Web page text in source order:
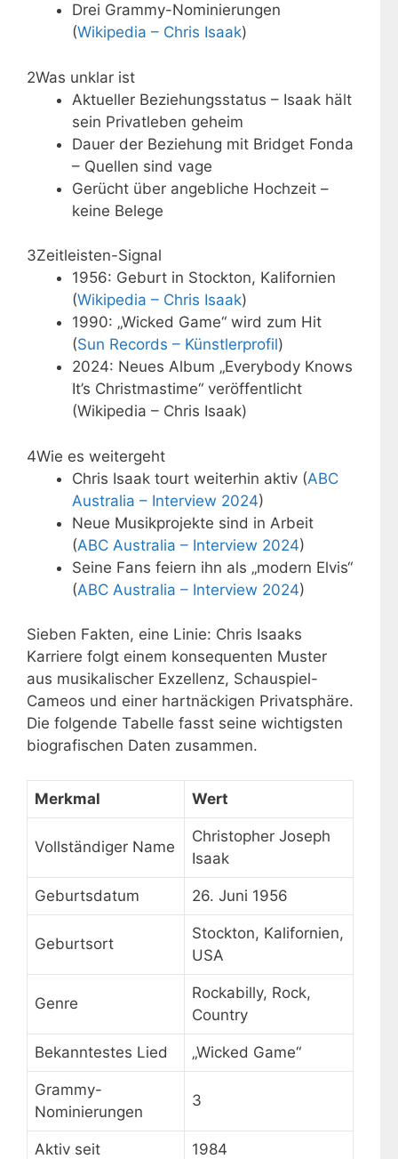
Drei Grammy-Nominierungen
(Wikipedia – Chris Isaak)
2Was unklar ist
Aktueller Beziehungsstatus – Isaak hält
sein Privatleben geheim
Dauer der Beziehung mit Bridget Fonda
– Quellen sind vage
Gerücht über angebliche Hochzeit –
keine Belege
3Zeitleisten-Signal
1956: Geburt in Stockton, Kalifornien
(Wikipedia – Chris Isaak)
1990: „Wicked Game“ wird zum Hit
(Sun Records – Künstlerprofil)
2024: Neues Album „Everybody Knows
It’s Christmastime“ veröffentlicht
(Wikipedia – Chris Isaak)
4Wie es weitergeht
Chris Isaak tourt weiterhin aktiv (ABC
Australia – Interview 2024)
Neue Musikprojekte sind in Arbeit
(ABC Australia – Interview 2024)
Seine Fans feiern ihn als „modern Elvis“
(ABC Australia – Interview 2024)
Sieben Fakten, eine Linie: Chris Isaaks
Karriere folgt einem konsequenten Muster
aus musikalischer Exzellenz, Schauspiel-
Cameos und einer hartnäckigen Privatsphäre.
Die folgende Tabelle fasst seine wichtigsten
biografischen Daten zusammen.
Merkmal Wert
Vollständiger Name
Christopher Joseph
Isaak
Geburtsdatum 26. Juni 1956
Geburtsort
Stockton, Kalifornien,
USA
Genre
Rockabilly, Rock,
Country
Bekanntestes Lied „Wicked Game“
Grammy-
Nominierungen
3
Aktiv seit 1984